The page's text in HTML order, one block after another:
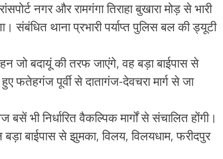
नगर और रामगंगा तिराहा बुखारा मोड़ से भारी
संबंधित थाना प्रभारी पर्याप्त पुलिस बल की ड्यूटी
जो बदायूं की तरफ जाएंगे, वह बड़ा बाईपास से
फतेहगंज पूर्वी से दातागंज-देवचरा मार्ग से जा
भी निर्धारित वैकल्पिक मार्गों से संचालित होंगी।
बड़ा बाईपास से झुमका, विलय, विलयधाम, फरीदपुर